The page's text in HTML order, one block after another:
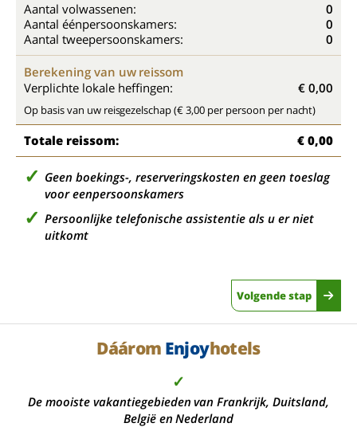
Aantal volwassenen:
0
Aantal éénpersoonskamers:
0
Aantal tweepersoonskamers:
0
Berekening van uw reissom
Verplichte lokale heffingen:
€ 0,00
Op basis van uw reisgezelschap (€ 3,00 per persoon per nacht)
Totale reissom: € 0,00
Geen boekings-, reserveringskosten en geen toeslag
voor eenpersoonskamers
Persoonlijke telefonische assistentie als u er niet
uitkomt
Volgende stap
Dáárom Enjoyhotels
✓
De mooiste vakantiegebieden van Frankrijk, Duitsland,
België en Nederland